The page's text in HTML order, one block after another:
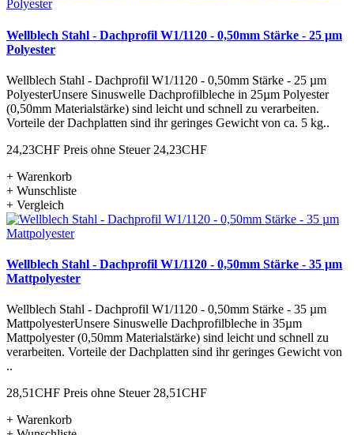
Wellblech Stahl - Dachprofil W1/1120 - 0,50mm Stärke - 25 µm
Polyester
Wellblech Stahl - Dachprofil W1/1120 - 0,50mm Stärke - 25 µm
PolyesterUnsere Sinuswelle Dachprofilbleche in 25µm Polyester
(0,50mm Materialstärke) sind leicht und schnell zu verarbeiten.
Vorteile der Dachplatten sind ihr geringes Gewicht von ca. 5 kg..
24,23CHF Preis ohne Steuer 24,23CHF
+ Warenkorb
+ Wunschliste
+ Vergleich
Wellblech Stahl - Dachprofil W1/1120 - 0,50mm Stärke - 35 µm
Mattpolyester
Wellblech Stahl - Dachprofil W1/1120 - 0,50mm Stärke - 35 µm
MattpolyesterUnsere Sinuswelle Dachprofilbleche in 35µm
Mattpolyester (0,50mm Materialstärke) sind leicht und schnell zu
verarbeiten. Vorteile der Dachplatten sind ihr geringes Gewicht von
..
28,51CHF Preis ohne Steuer 28,51CHF
+ Warenkorb